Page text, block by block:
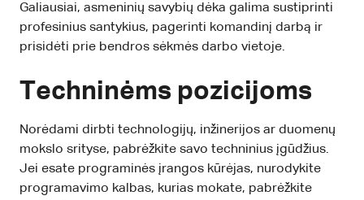
Galiausiai, asmeninių savybių dėka galima sustiprinti
profesinius santykius, pagerinti komandinį darbą ir
prisidėti prie bendros sėkmės darbo vietoje.
Techninėms pozicijoms
Norėdami dirbti technologijų, inžinerijos ar duomenų
mokslo srityse, pabrėžkite savo techninius įgūdžius.
Jei esate programinės įrangos kūrėjas, nurodykite
programavimo kalbas, kurias mokate, pabrėžkite